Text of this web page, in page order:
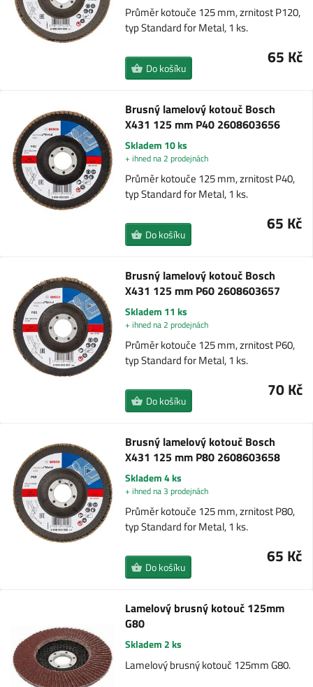
Průměr kotouče 125 mm, zrnitost P120,
typ Standard for Metal, 1 ks.
65 Kč
Do košíku
Brusný lamelový kotouč Bosch
X431 125 mm P40 2608603656
Skladem 10 ks
+ ihned na 2 prodejnách
Průměr kotouče 125 mm, zrnitost P40,
typ Standard for Metal, 1 ks.
65 Kč
Do košíku
Brusný lamelový kotouč Bosch
X431 125 mm P60 2608603657
Skladem 11 ks
+ ihned na 2 prodejnách
Průměr kotouče 125 mm, zrnitost P60,
typ Standard for Metal, 1 ks.
70 Kč
Do košíku
Brusný lamelový kotouč Bosch
X431 125 mm P80 2608603658
Skladem 4 ks
+ ihned na 3 prodejnách
Průměr kotouče 125 mm, zrnitost P80,
typ Standard for Metal, 1 ks.
65 Kč
Do košíku
Lamelový brusný kotouč 125mm
G80
Skladem 2 ks
Lamelový brusný kotouč 125mm G80.